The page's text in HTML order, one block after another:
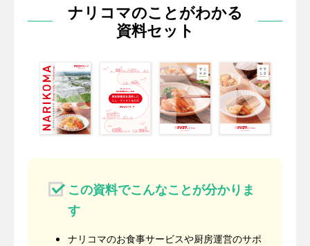
ナリコマのことがわかる
資料セット
この資料でこんなことが分かりま
す
ナリコマのお食事サービスや厨房運営のサポ